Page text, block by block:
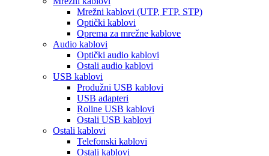
Mrežni kablovi (UTP, FTP, STP)
Optički kablovi
Oprema za mrežne kablove
Audio kablovi
Optički audio kablovi
Ostali audio kablovi
USB kablovi
Produžni USB kablovi
USB adapteri
Roline USB kablovi
Ostali USB kablovi
Ostali kablovi
Telefonski kablovi
Ostali kablovi